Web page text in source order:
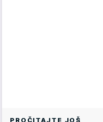
PROČITAJTE JOŠ